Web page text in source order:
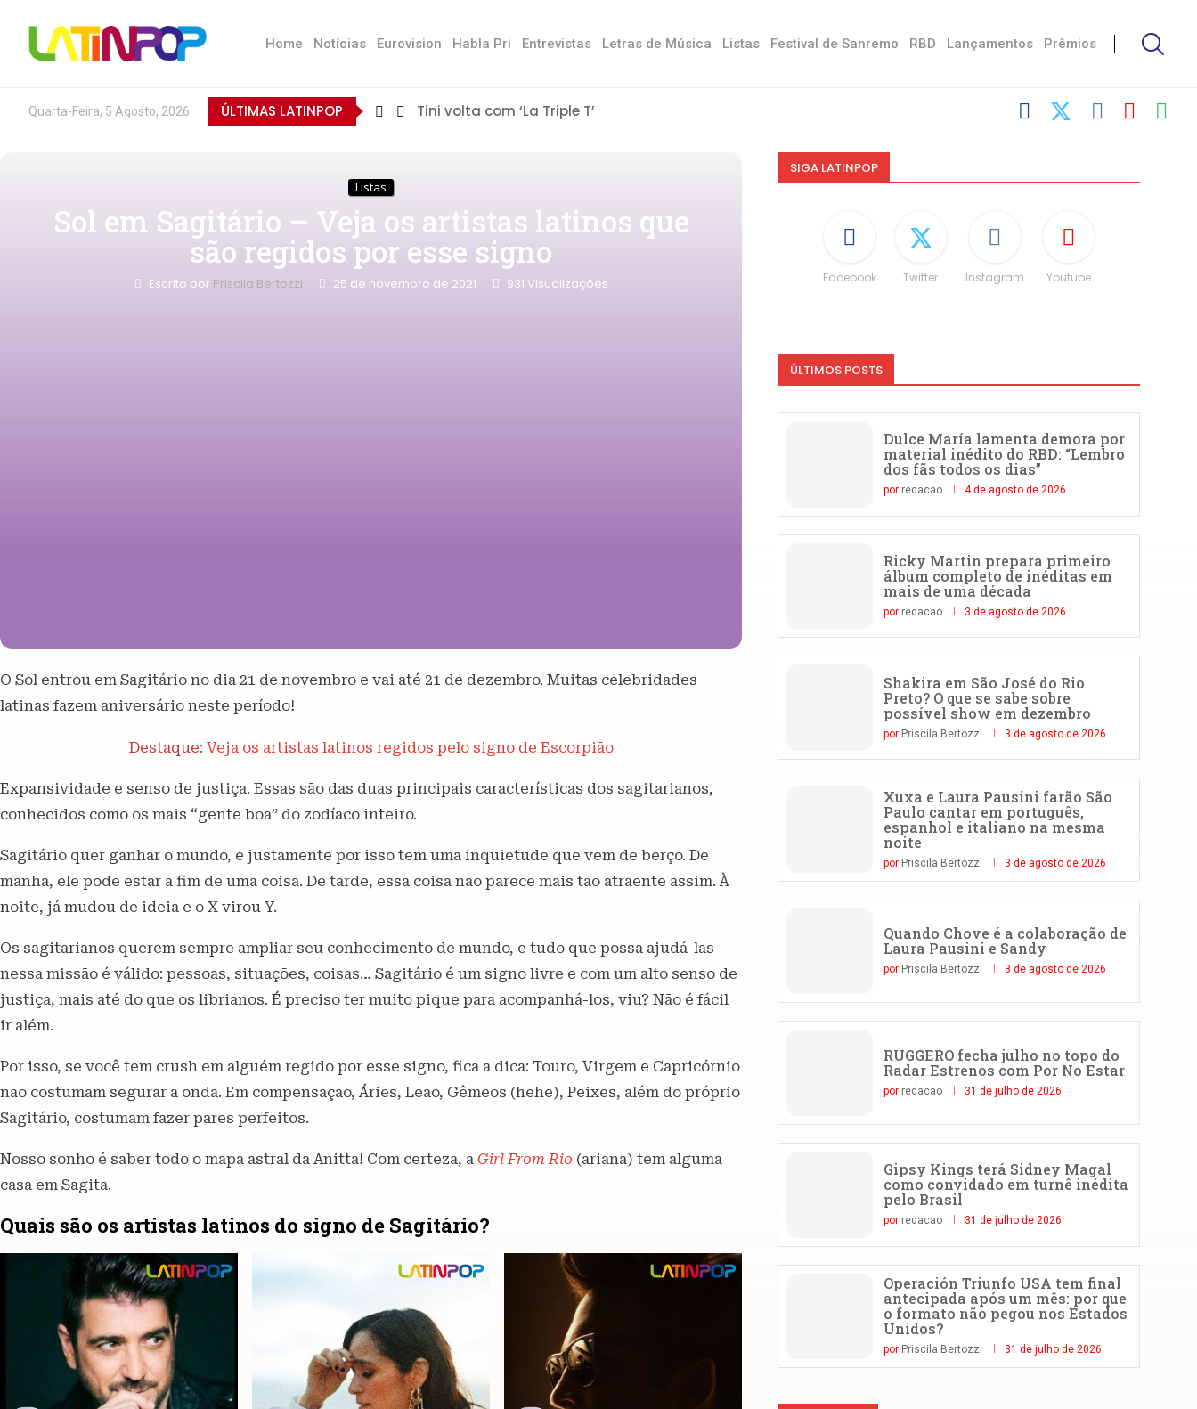
Home Notícias Eurovision Habla Pri Entrevistas Letras de Música Listas Festival de Sanremo RBD Lançamentos Prêmios
Quarta-Feira, 5 Agosto, 2026 ÚLTIMAS LATINPOP Tini volta com ‘La Triple T’
Listas
Sol em Sagitário – Veja os artistas latinos que
são regidos por esse signo
Escrito por Priscila Bertozzi 25 de novembro de 2021 931 Visualizações
O Sol entrou em Sagitário no dia 21 de novembro e vai até 21 de dezembro. Muitas celebridades
latinas fazem aniversário neste período!
Destaque: Veja os artistas latinos regidos pelo signo de Escorpião
Expansividade e senso de justiça. Essas são das duas principais características dos sagitarianos,
conhecidos como os mais “gente boa” do zodíaco inteiro.
Sagitário quer ganhar o mundo, e justamente por isso tem uma inquietude que vem de berço. De
manhã, ele pode estar a fim de uma coisa. De tarde, essa coisa não parece mais tão atraente assim. À
noite, já mudou de ideia e o X virou Y.
Os sagitarianos querem sempre ampliar seu conhecimento de mundo, e tudo que possa ajudá-las
nessa missão é válido: pessoas, situações, coisas… Sagitário é um signo livre e com um alto senso de
justiça, mais até do que os librianos. É preciso ter muito pique para acompanhá-los, viu? Não é fácil
ir além.
Por isso, se você tem crush em alguém regido por esse signo, fica a dica: Touro, Virgem e Capricórnio
não costumam segurar a onda. Em compensação, Áries, Leão, Gêmeos (hehe), Peixes, além do próprio
Sagitário, costumam fazer pares perfeitos.
Nosso sonho é saber todo o mapa astral da Anitta! Com certeza, a Girl From Rio (ariana) tem alguma
casa em Sagita.
Quais são os artistas latinos do signo de Sagitário?
SIGA LATINPOP
Facebook Twitter Instagram Youtube
ÚLTIMOS POSTS
Dulce María lamenta demora por
material inédito do RBD: “Lembro
dos fãs todos os dias”
por redacao 4 de agosto de 2026
Ricky Martin prepara primeiro
álbum completo de inéditas em
mais de uma década
por redacao 3 de agosto de 2026
Shakira em São José do Rio
Preto? O que se sabe sobre
possível show em dezembro
por Priscila Bertozzi 3 de agosto de 2026
Xuxa e Laura Pausini farão São
Paulo cantar em português,
espanhol e italiano na mesma
noite
por Priscila Bertozzi 3 de agosto de 2026
Quando Chove é a colaboração de
Laura Pausini e Sandy
por Priscila Bertozzi 3 de agosto de 2026
RUGGERO fecha julho no topo do
Radar Estrenos com Por No Estar
por redacao 31 de julho de 2026
Gipsy Kings terá Sidney Magal
como convidado em turnê inédita
pelo Brasil
por redacao 31 de julho de 2026
Operación Triunfo USA tem final
antecipada após um mês: por que
o formato não pegou nos Estados
Unidos?
por Priscila Bertozzi 31 de julho de 2026